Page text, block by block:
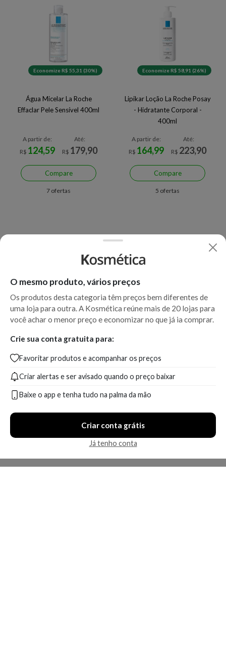
Economize R$ 55,31 (30%)
Água Micelar La Roche
Effaclar Pele Sensível 400ml
A partir de:
R$ 124,59
Até:
R$ 179,90
Compare
7 ofertas
Economize R$ 58,91 (26%)
Lipikar Loção La Roche Posay
- Hidratante Corporal -
400ml
A partir de:
R$ 164,99
Até:
R$ 223,90
Compare
5 ofertas
O mesmo produto, vários preços
Os produtos desta categoria têm preços bem diferentes de
uma loja para outra. A Kosmética reúne mais de 20 lojas para
você achar o menor preço e economizar no que já ia comprar.
Crie sua conta gratuita para:
Favoritar produtos e acompanhar os preços
Criar alertas e ser avisado quando o preço baixar
Baixe o app e tenha tudo na palma da mão
Criar conta grátis
Já tenho conta